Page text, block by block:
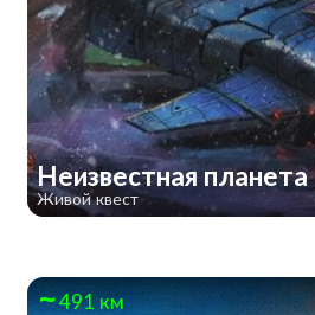
Неизвестная планета
Живой квест
491 км